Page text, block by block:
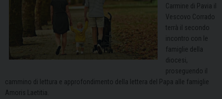
Carmine di Pavia il
Vescovo Corrado
terrà il secondo
incontro con le
famiglie della
diocesi,
proseguendo il
cammino di lettura e approfondimento della lettera del Papa alle famiglie
Amoris Laetitia.